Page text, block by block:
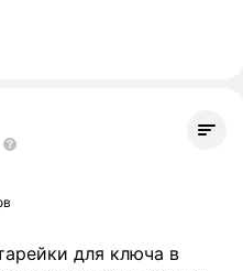
для ключа в